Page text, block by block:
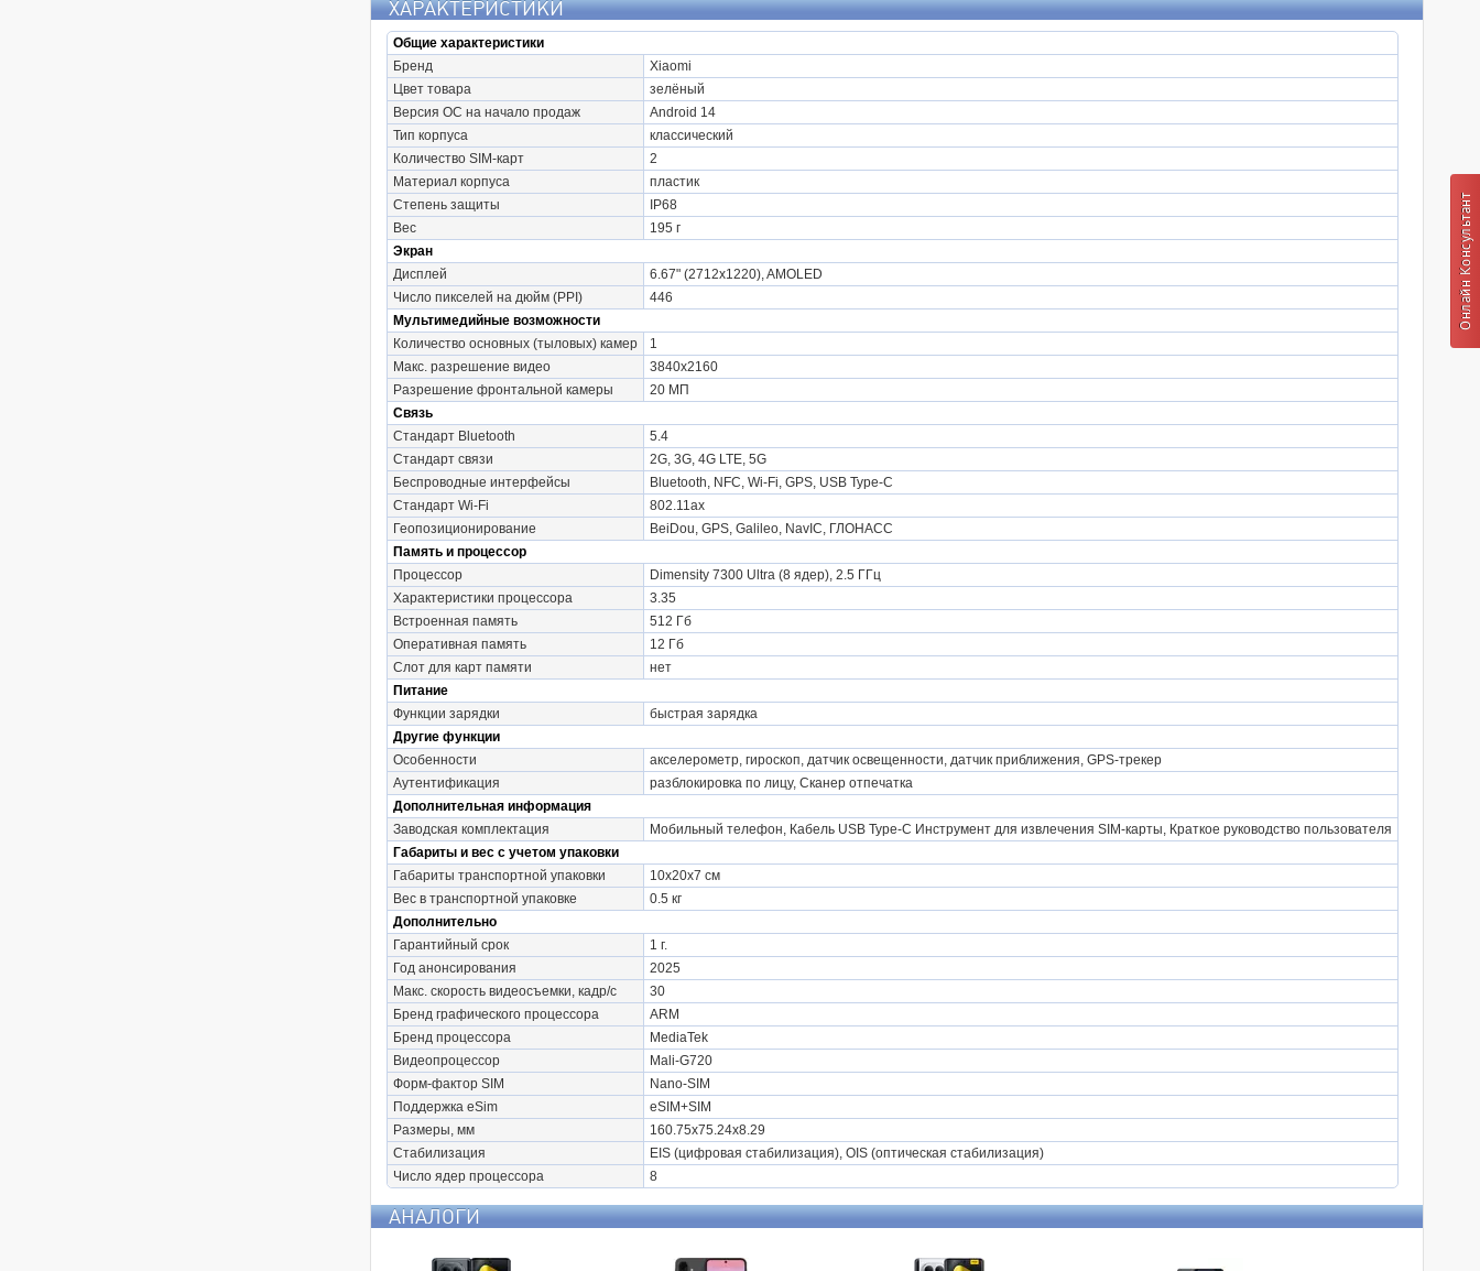
ХАРАКТЕРИСТИКИ
Общие характеристики
Бренд
Xiaomi
Цвет товара
зелёный
Версия ОС на начало продаж
Android 14
Тип корпуса
классический
Количество SIM-карт
2
Материал корпуса
пластик
Степень защиты
IP68
Вес
195 г
Экран
Дисплей
6.67" (2712x1220), AMOLED
Число пикселей на дюйм (PPI)
446
Мультимедийные возможности
Количество основных (тыловых) камер
1
Макс. разрешение видео
3840x2160
Разрешение фронтальной камеры
20 МП
Связь
Стандарт Bluetooth
5.4
Стандарт связи
2G, 3G, 4G LTE, 5G
Беспроводные интерфейсы
Bluetooth, NFC, Wi-Fi, GPS, USB Type-C
Стандарт Wi-Fi
802.11ax
Геопозиционирование
BeiDou, GPS, Galileo, NavIC, ГЛОНАСС
Память и процессор
Процессор
Dimensity 7300 Ultra (8 ядер), 2.5 ГГц
Характеристики процессора
3.35
Встроенная память
512 Гб
Оперативная память
12 Гб
Слот для карт памяти
нет
Питание
Функции зарядки
быстрая зарядка
Другие функции
Особенности
акселерометр, гироскоп, датчик освещенности, датчик приближения, GPS-трекер
Аутентификация
разблокировка по лицу, Сканер отпечатка
Дополнительная информация
Заводская комплектация
Мобильный телефон, Кабель USB Type-C Инструмент для извлечения SIM-карты, Краткое руководство пользователя
Габариты и вес с учетом упаковки
Габариты транспортной упаковки
10х20х7 см
Вес в транспортной упаковке
0.5 кг
Дополнительно
Гарантийный срок
1 г.
Год анонсирования
2025
Макс. скорость видеосъемки, кадр/с
30
Бренд графического процессора
ARM
Бренд процессора
MediaTek
Видеопроцессор
Mali-G720
Форм-фактор SIM
Nano-SIM
Поддержка eSim
eSIM+SIM
Размеры, мм
160.75x75.24x8.29
Стабилизация
EIS (цифровая стабилизация), OIS (оптическая стабилизация)
Число ядер процессора
8
АНАЛОГИ